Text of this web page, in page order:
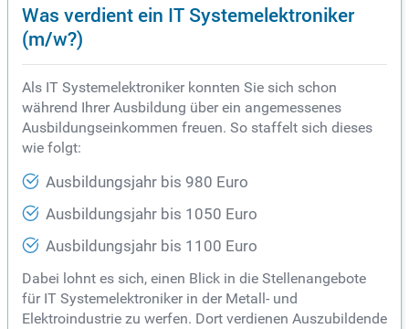
Was verdient ein IT Systemelektroniker
(m/w?)
Als IT Systemelektroniker konnten Sie sich schon
während Ihrer Ausbildung über ein angemessenes
Ausbildungseinkommen freuen. So staffelt sich dieses
wie folgt:
Ausbildungsjahr bis 980 Euro
Ausbildungsjahr bis 1050 Euro
Ausbildungsjahr bis 1100 Euro
Dabei lohnt es sich, einen Blick in die Stellenangebote
für IT Systemelektroniker in der Metall- und
Elektroindustrie zu werfen. Dort verdienen Auszubildende